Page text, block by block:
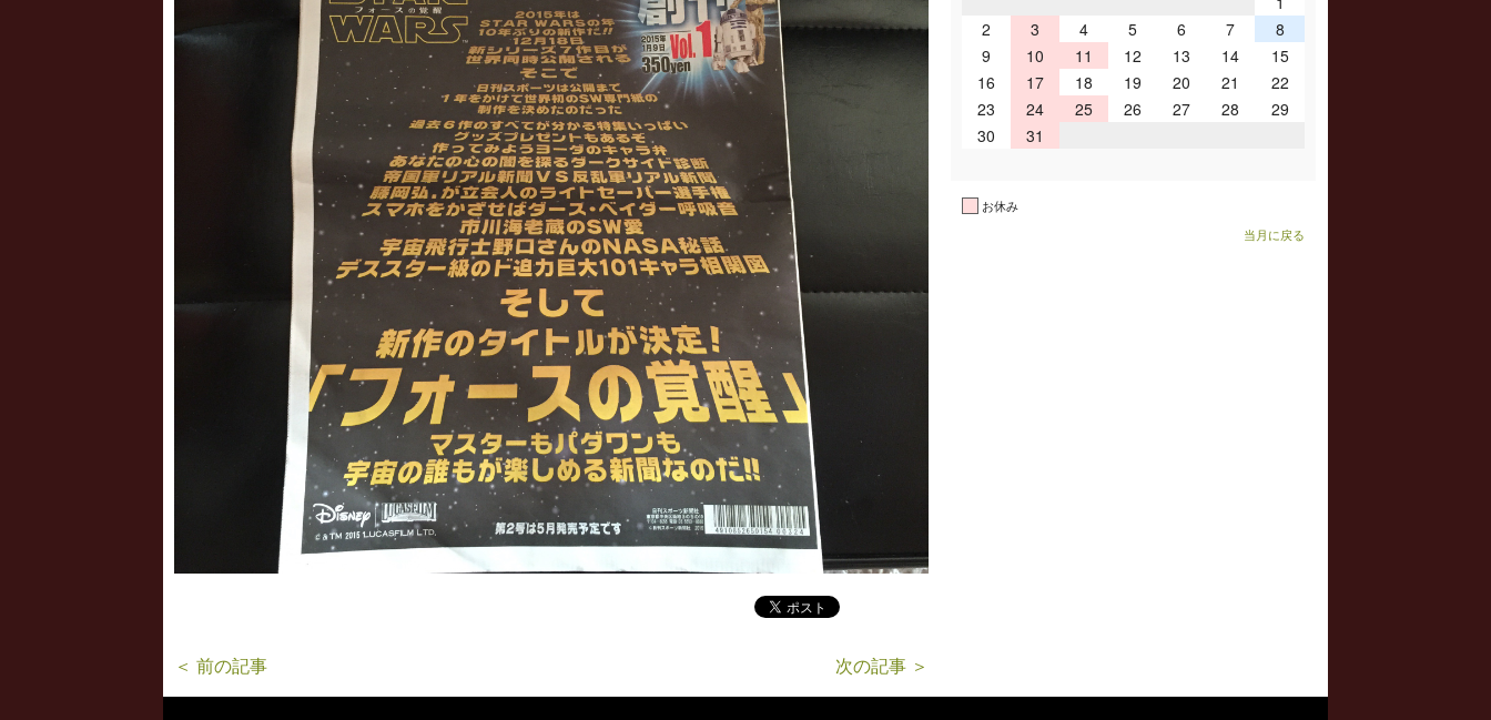
＜ 前の記事 次の記事 ＞
2
3 4 5 6 7
8
9
10 11 12 13 14
15
16
17 18 19 20 21
22
23
24 25 26 27 28
29
30
31
お休み
当月に戻る